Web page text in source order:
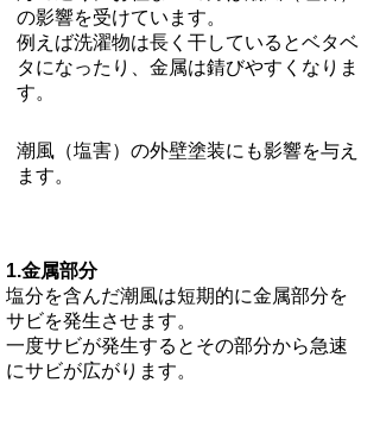
の影響を受けています。
例えば洗濯物は長く干しているとベタベ
タになったり、金属は錆びやすくなりま
す。
潮風（塩害）の外壁塗装にも影響を与え
ます。
1.金属部分
塩分を含んだ潮風は短期的に金属部分を
サビを発生させます。
​一度サビが発生するとその部分から急速
にサビが広がります。